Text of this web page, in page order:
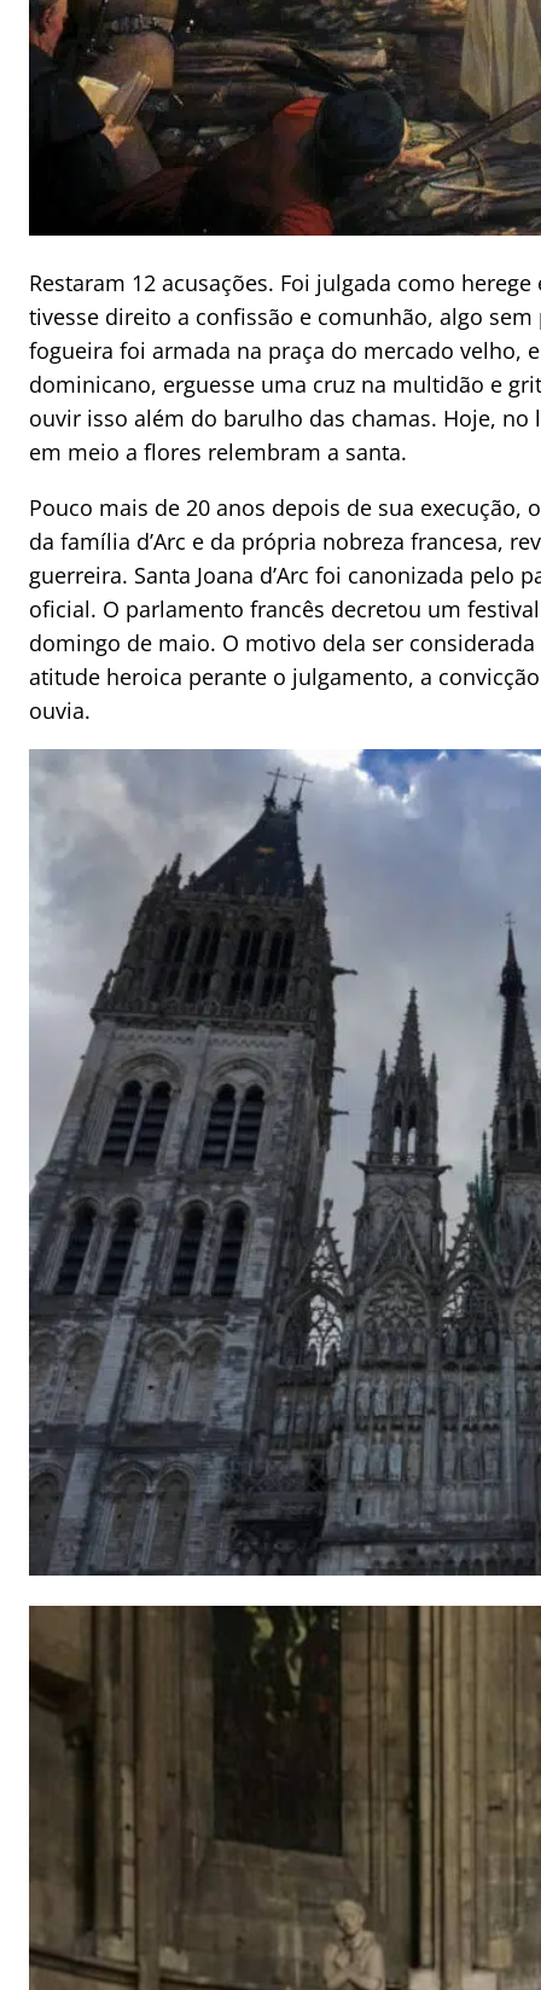
Restaram 12 acusações. Foi julgada como
tivesse direito a confissão e comunhão, algo
fogueira foi armada na praça do mercado velho,
dominicano, erguesse uma cruz na multidão e
ouvir isso além do barulho das chamas. Hoje,
em meio a flores relembram a santa.
Pouco mais de 20 anos depois de sua execução,
da família d’Arc e da própria nobreza francesa,
guerreira. Santa Joana d’Arc foi canonizada
oficial. O parlamento francês decretou um
domingo de maio. O motivo dela ser
atitude heroica perante o julgamento, a
ouvia.